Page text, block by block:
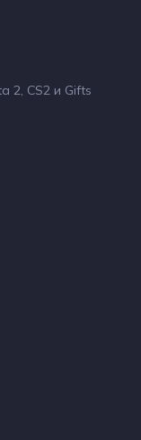
2, CS2 и Gifts